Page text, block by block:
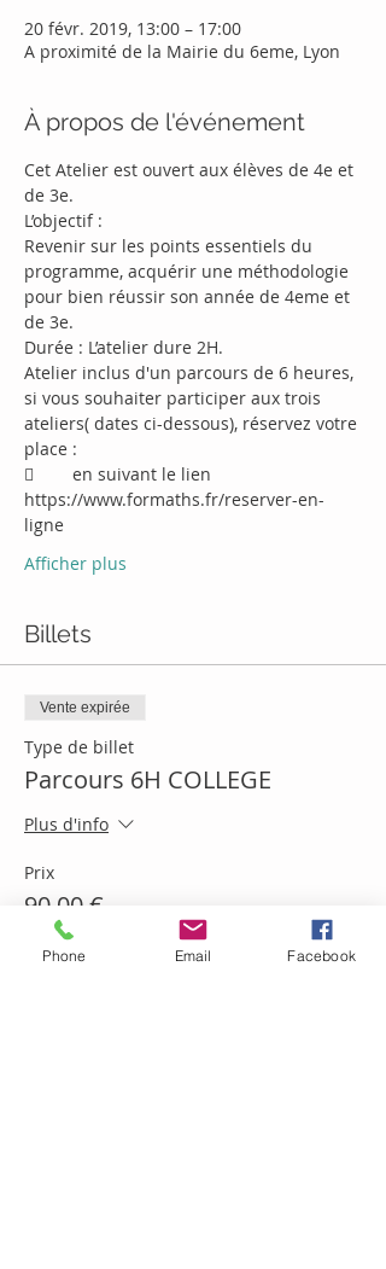
20 févr. 2019, 13:00 – 17:00
A proximité de la Mairie du 6eme, Lyon
À propos de l'événement
Cet Atelier est ouvert aux élèves de 4e et
Revenir sur les points essentiels du
programme, acquérir une méthodologie
pour bien réussir son année de 4eme et
Atelier inclus d'un parcours de 6 heures,
si vous souhaiter participer aux trois
ateliers( dates ci-dessous), réservez votre
	en suivant le lien
https://www.formaths.fr/reserver-en-
Afficher plus
Billets
Vente expirée
Type de billet
Parcours 6H COLLEGE
Plus d'info
Prix
90,00 €
Phone Email Facebook